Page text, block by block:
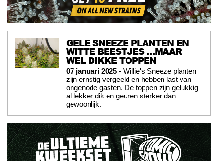
GELE SNEEZE PLANTEN EN
WITTE BEESTJES …MAAR
WEL DIKKE TOPPEN
07 januari 2025 - Willie's Sneeze planten
zijn ernstig vergeeld en hebben last van
ongenode gasten. De toppen zijn gelukkig
al lekker dik en geuren sterker dan
gewoonlijk.